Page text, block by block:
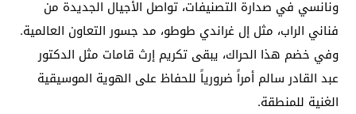
ونانسي في صدارة التصنيفات، تواصل الأجيال الجديدة من
فناني الراب، مثل إل غراندي طوطو، مد جسور التعاون العالمية.
وفي خضم هذا الحراك، يبقى تكريم إرث قامات مثل الدكتور
عبد القادر سالم أمراً ضرورياً للحفاظ على الهوية الموسيقية
الغنية للمنطقة.